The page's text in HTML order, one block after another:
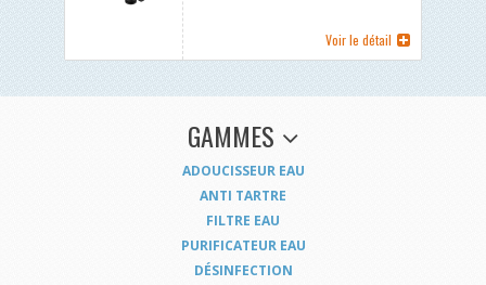
Voir le détail
GAMMES
ADOUCISSEUR EAU
ANTI TARTRE
FILTRE EAU
PURIFICATEUR EAU
DÉSINFECTION